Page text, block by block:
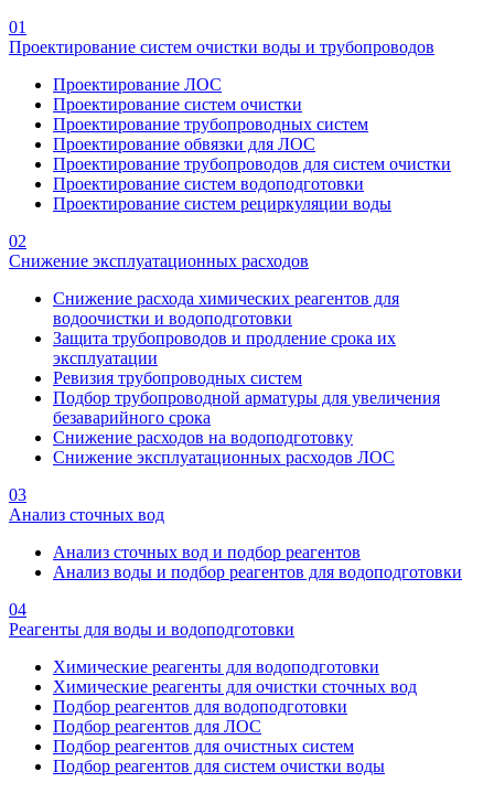
01
Проектирование систем очистки воды и трубопроводов
Проектирование ЛОС
Проектирование систем очистки
Проектирование трубопроводных систем
Проектирование обвязки для ЛОС
Проектирование трубопроводов для систем очистки
Проектирование систем водоподготовки
Проектирование систем рециркуляции воды
02
Снижение эксплуатационных расходов
Снижение расхода химических реагентов для
водоочистки и водоподготовки
Защита трубопроводов и продление срока их
эксплуатации
Ревизия трубопроводных систем
Подбор трубопроводной арматуры для увеличения
безаварийного срока
Снижение расходов на водоподготовку
Снижение эксплуатационных расходов ЛОС
03
Анализ сточных вод
Анализ сточных вод и подбор реагентов
Анализ воды и подбор реагентов для водоподготовки
04
Реагенты для воды и водоподготовки
Химические реагенты для водоподготовки
Химические реагенты для очистки сточных вод
Подбор реагентов для водоподготовки
Подбор реагентов для ЛОС
Подбор реагентов для очистных систем
Подбор реагентов для систем очистки воды